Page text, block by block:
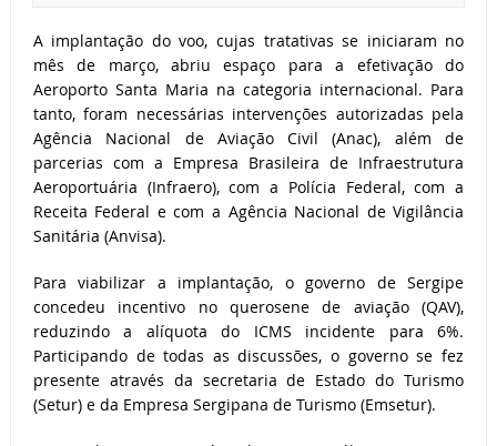
A implantação do voo, cujas tratativas se iniciaram no
mês de março, abriu espaço para a efetivação do
Aeroporto Santa Maria na categoria internacional. Para
tanto, foram necessárias intervenções autorizadas pela
Agência Nacional de Aviação Civil (Anac), além de
parcerias com a Empresa Brasileira de Infraestrutura
Aeroportuária (Infraero), com a Polícia Federal, com a
Receita Federal e com a Agência Nacional de Vigilância
Sanitária (Anvisa).
Para viabilizar a implantação, o governo de Sergipe
concedeu incentivo no querosene de aviação (QAV),
reduzindo a alíquota do ICMS incidente para 6%.
Participando de todas as discussões, o governo se fez
presente através da secretaria de Estado do Turismo
(Setur) e da Empresa Sergipana de Turismo (Emsetur).